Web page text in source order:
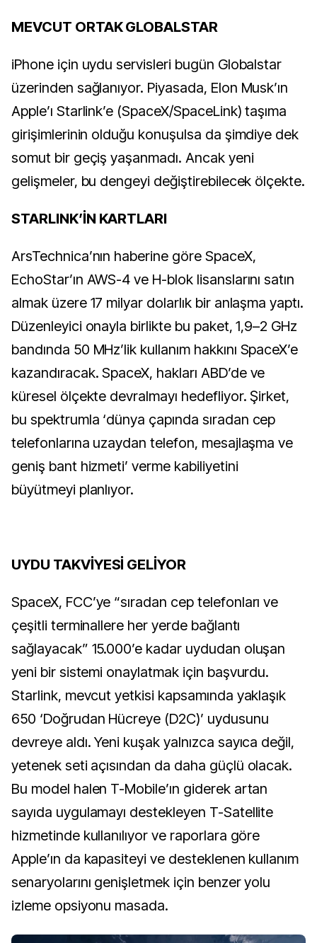
MEVCUT ORTAK GLOBALSTAR
iPhone için uydu servisleri bugün Globalstar
üzerinden sağlanıyor. Piyasada, Elon Musk’ın
Apple’ı Starlink’e (SpaceX/SpaceLink) taşıma
girişimlerinin olduğu konuşulsa da şimdiye dek
somut bir geçiş yaşanmadı. Ancak yeni
gelişmeler, bu dengeyi değiştirebilecek ölçekte.
STARLINK’İN KARTLARI
ArsTechnica’nın haberine göre SpaceX,
EchoStar’ın AWS-4 ve H-blok lisanslarını satın
almak üzere 17 milyar dolarlık bir anlaşma yaptı.
Düzenleyici onayla birlikte bu paket, 1,9–2 GHz
bandında 50 MHz’lik kullanım hakkını SpaceX’e
kazandıracak. SpaceX, hakları ABD’de ve
küresel ölçekte devralmayı hedefliyor. Şirket,
bu spektrumla ‘dünya çapında sıradan cep
telefonlarına uzaydan telefon, mesajlaşma ve
geniş bant hizmeti’ verme kabiliyetini
büyütmeyi planlıyor.
UYDU TAKVİYESİ GELİYOR
SpaceX, FCC’ye “sıradan cep telefonları ve
çeşitli terminallere her yerde bağlantı
sağlayacak” 15.000’e kadar uydudan oluşan
yeni bir sistemi onaylatmak için başvurdu.
Starlink, mevcut yetkisi kapsamında yaklaşık
650 ‘Doğrudan Hücreye (D2C)’ uydusunu
devreye aldı. Yeni kuşak yalnızca sayıca değil,
yetenek seti açısından da daha güçlü olacak.
Bu model halen T-Mobile’ın giderek artan
sayıda uygulamayı destekleyen T-Satellite
hizmetinde kullanılıyor ve raporlara göre
Apple’ın da kapasiteyi ve desteklenen kullanım
senaryolarını genişletmek için benzer yolu
izleme opsiyonu masada.